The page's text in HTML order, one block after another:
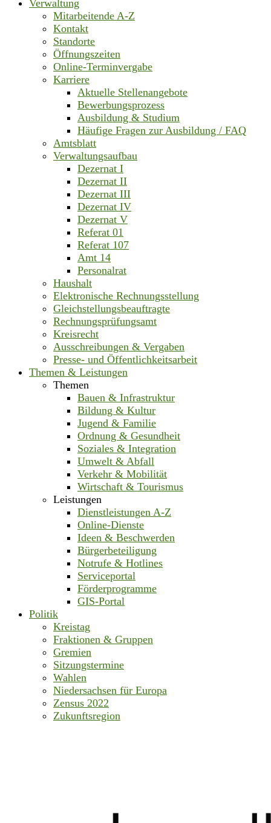
Verwaltung
Mitarbeitende A-Z
Kontakt
Standorte
Öffnungszeiten
Online-Terminvergabe
Karriere
Aktuelle Stellenangebote
Bewerbungsprozess
Ausbildung & Studium
Häufige Fragen zur Ausbildung / FAQ
Amtsblatt
Verwaltungsaufbau
Dezernat I
Dezernat II
Dezernat III
Dezernat IV
Dezernat V
Referat 01
Referat 107
Amt 14
Personalrat
Haushalt
Elektronische Rechnungsstellung
Gleichstellungsbeauftragte
Rechnungsprüfungsamt
Kreisrecht
Ausschreibungen & Vergaben
Presse- und Öffentlichkeitsarbeit
Themen & Leistungen
Themen
Bauen & Infrastruktur
Bildung & Kultur
Jugend & Familie
Ordnung & Gesundheit
Soziales & Integration
Umwelt & Abfall
Verkehr & Mobilität
Wirtschaft & Tourismus
Leistungen
Dienstleistungen A-Z
Online-Dienste
Ideen & Beschwerden
Bürgerbeteiligung
Notrufe & Hotlines
Serviceportal
Förderprogramme
GIS-Portal
Politik
Kreistag
Fraktionen & Gruppen
Gremien
Sitzungstermine
Wahlen
Niedersachsen für Europa
Zensus 2022
Zukunftsregion